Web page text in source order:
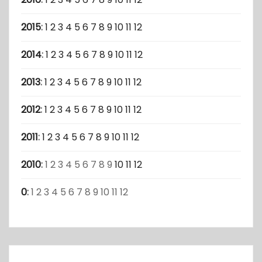
2015:1 23 4 56 7 8 91011 12
2014:1 23 4 56 7 8 91011 12
2013:1 23 4 56 7 8 91011 12
2012:1 23 4 56 7 8 91011 12
2011:1 23 4 56 7 8 91011 12
2010:1 23 4 5 6 7 8 9 1011 12
0:1 23 4 5 6 7 8 9 10 11 12